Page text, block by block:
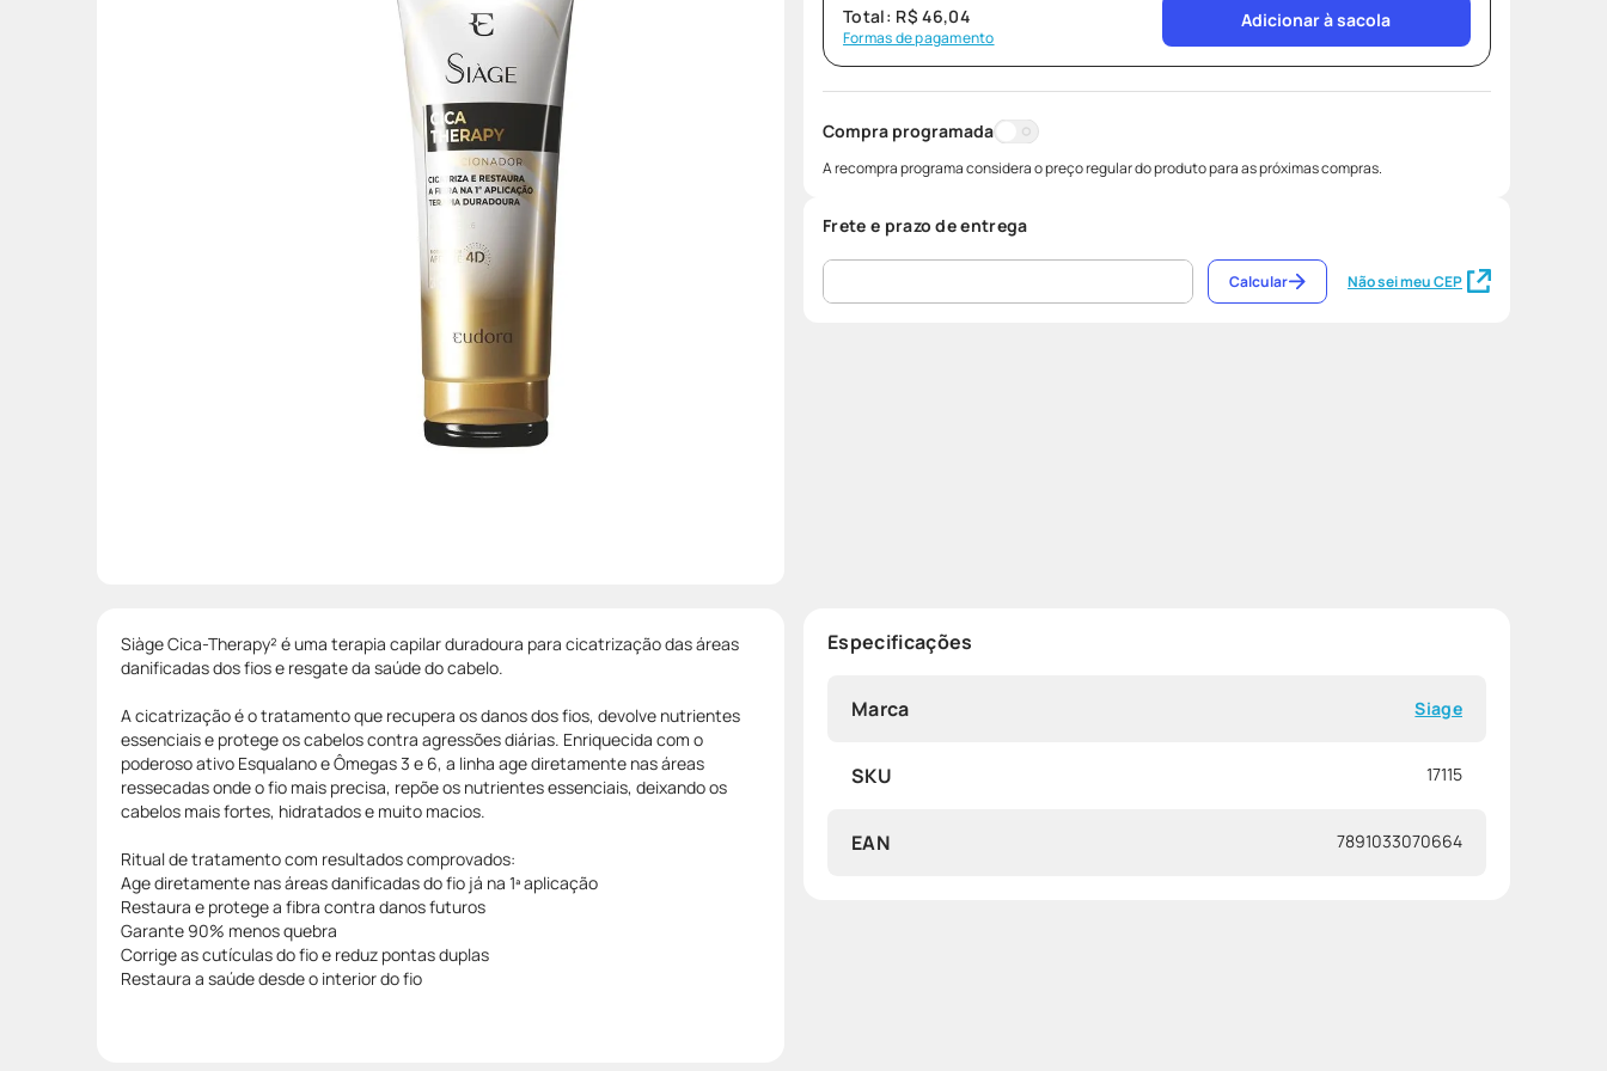
Total: R$ 46,04
Formas de pagamento
Adicionar à sacola
Compra programada
A recompra programa considera o preço regular do produto para as próximas compras.
Frete e prazo de entrega
Não sei meu CEP
Calcular
Siàge Cica-Therapy² é uma terapia capilar duradoura para cicatrização das áreas
danificadas dos fios e resgate da saúde do cabelo.
A cicatrização é o tratamento que recupera os danos dos fios, devolve nutrientes
essenciais e protege os cabelos contra agressões diárias. Enriquecida com o
poderoso ativo Esqualano e Ômegas 3 e 6, a linha age diretamente nas áreas
ressecadas onde o fio mais precisa, repõe os nutrientes essenciais, deixando os
cabelos mais fortes, hidratados e muito macios.
Ritual de tratamento com resultados comprovados:
Age diretamente nas áreas danificadas do fio já na 1ª aplicação
Restaura e protege a fibra contra danos futuros
Garante 90% menos quebra
Corrige as cutículas do fio e reduz pontas duplas
Restaura a saúde desde o interior do fio
Especificações
Marca Siage
SKU 17115
EAN 7891033070664